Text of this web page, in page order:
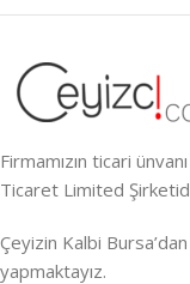
Firmamızın ticari
Ticaret Limited
Çeyizin Kalbi
yapmaktayız.